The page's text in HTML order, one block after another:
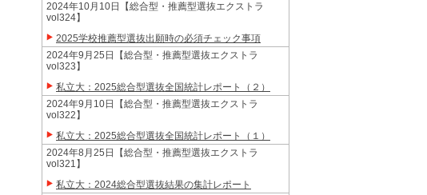
2024年10月10日【総合型・推薦型選抜エクストラ
vol324】
2025学校推薦型選抜出願時の必須チェック事項
2024年9月25日【総合型・推薦型選抜エクストラ
vol323】
私立大：2025総合型選抜全国統計レポート（２）
2024年9月10日【総合型・推薦型選抜エクストラ
vol322】
私立大：2025総合型選抜全国統計レポート（１）
2024年8月25日【総合型・推薦型選抜エクストラ
vol321】
私立大：2024総合型選抜結果の集計レポート